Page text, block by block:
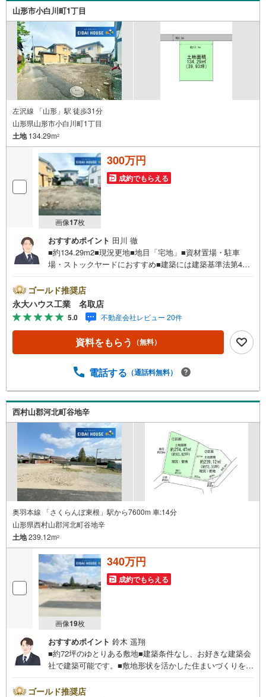
山形市小白川町1丁目
左沢線 「山形」駅 徒歩31分
山形県山形市小白川町1丁目
土地134.29m2
画像17枚
300万円
成約でもらえる
おすすめポイント 田川 徹
■約134.29m2■現況更地■地目「宅地」■資材置場・駐車
場・ストックヤードにおすすめ■建築には建築基準法第43
心に宮城県内の多数店舗で展開中！こちらでは当社の強み
を大きく2つに分けてご紹介！1.＜豊富な不動産知識＞戸
建・マンション・土地...と種別を問わず不動産を取り扱っ
ております。更に教育施設や商業施設、子育て環境や行政
などの地域情報を総合し、お客様により良い物件選びをし
て頂けるよう、しっかりとサポートさせて頂きます。2.＜
し】【リフォーム】など住宅に関する様々なご質問はもち
も、誠心誠意ご説明させて頂きます。各店舗ではキッズス
ペースも完備！お子様連れのご家族様で是非お越しくださ
い。営業時間:10:00～18:00（定休日火・水曜日※店舗によ
り変動あり）現地のご案内も可能ですので、どうぞお気軽
にお問い合わせください！
ゴールド推奨店
永大ハウス工業 名取店
5.0 不動産会社レビュー 20件
資料をもらう （無料）
電話する （通話料無料）
西村山郡河北町谷地辛
奥羽本線 「さくらんぼ東根」駅から7600m 車:14分
山形県西村山郡河北町谷地辛
土地239.12m2
画像19枚
340万円
成約でもらえる
おすすめポイント 鈴木 遥翔
■約72坪のゆとりある敷地■建築条件なし、お好きな建築会
社で建築可能です。■敷地形状を活かした住まいづくりをご
心に宮城県内の多数店舗で展開中！こちらでは当社の強み
ゴールド推奨店